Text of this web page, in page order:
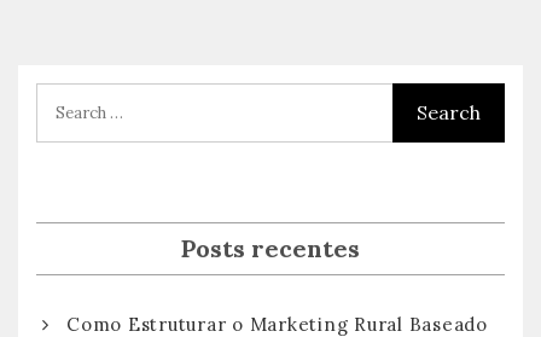
Posts recentes
Como Estruturar o Marketing Rural Baseado